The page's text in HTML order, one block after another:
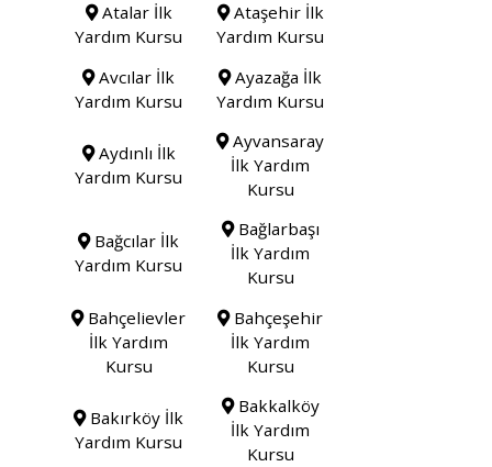
Atalar İlk
Yardım Kursu
Ataşehir İlk
Yardım Kursu
Avcılar İlk
Yardım Kursu
Ayazağa İlk
Yardım Kursu
Aydınlı İlk
Yardım Kursu
Ayvansaray
İlk Yardım
Kursu
Bağcılar İlk
Yardım Kursu
Bağlarbaşı
İlk Yardım
Kursu
Bahçelievler
İlk Yardım
Kursu
Bahçeşehir
İlk Yardım
Kursu
Bakırköy İlk
Yardım Kursu
Bakkalköy
İlk Yardım
Kursu